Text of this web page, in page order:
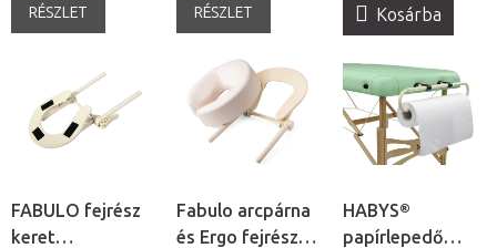
RÉSZLET RÉSZLET
Kosárba
FABULO fejrész
keret
Fabulo arcpárna
és Ergo fejrész
HABYS®
papírlepedő